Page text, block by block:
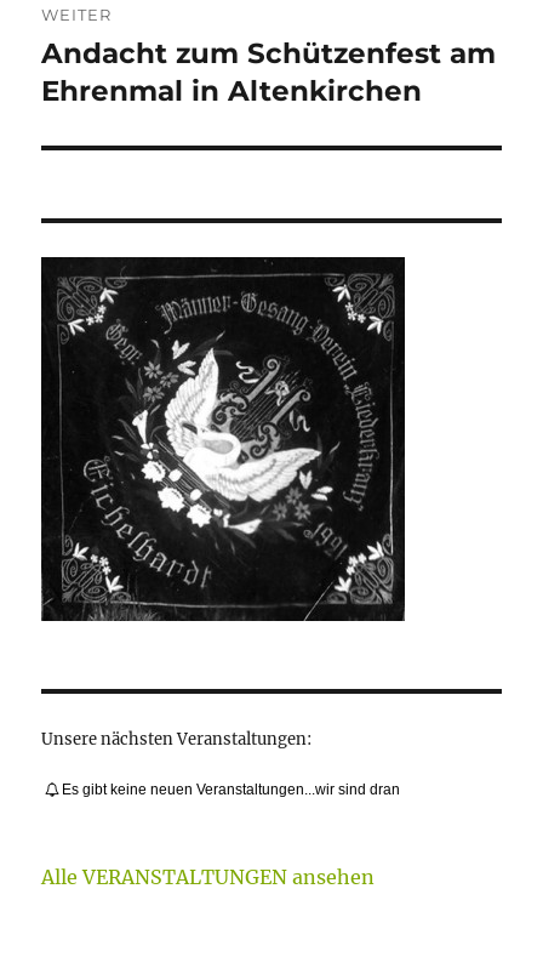
WEITER
Nächster
Beitrag:
Andacht zum Schützenfest am
Ehrenmal in Altenkirchen
Unsere nächsten Veranstaltungen:
Es gibt keine neuen Veranstaltungen...wir sind dran
Alle VERANSTALTUNGEN ansehen